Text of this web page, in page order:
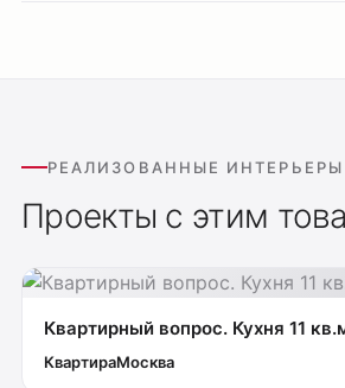
РЕАЛИЗОВАННЫЕ ИНТЕРЬЕРЫ
Проекты с этим
Квартирный вопрос. Кухня 11
КвартираМосква